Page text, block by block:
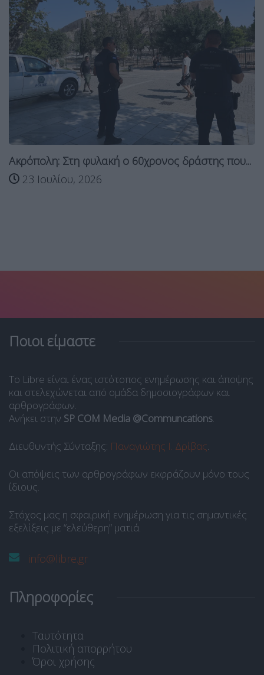
Ακρόπολη: Στη φυλακή ο 60χρονος δράστης που...
23 Ιουλίου, 2026
Ποιοι είμαστε
Το Libre είναι ένας ιστότοπος ενημέρωσης και άποψης
και στελεχώνεται από ομάδα δημοσιογράφων και
αρθρογράφων.
Ανήκει στην SP COM Media @Communcations.
Διευθυντής Σύνταξης: Παναγιώτης Ι. Δρίβας.
Οι απόψεις των αρθρογράφων εκφράζουν μόνο τους
ίδιους.
Στόχος μας η σφαιρική ενημέρωση για τις σημαντικές
εξελίξεις με “ελεύθερη” ματιά.
info@libre.gr
Πληροφορίες
Ταυτότητα
Πολιτική απορρήτου
Όροι χρήσης